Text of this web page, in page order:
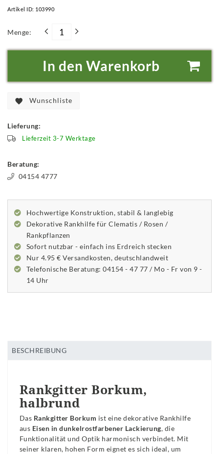
Artikel ID: 103990
Menge:
In den Warenkorb
Wunschliste
Lieferung:
Lieferzeit 3-7 Werktage
Beratung:
04154 4777
Hochwertige Konstruktion, stabil & langlebig
Dekorative Rankhilfe für Clematis / Rosen /
Rankpflanzen
Sofort nutzbar - einfach ins Erdreich stecken
Nur 4.95 € Versandkosten, deutschlandweit
Telefonische Beratung: 04154 - 47 77 / Mo - Fr von 9 -
14 Uhr
BESCHREIBUNG
Rankgitter Borkum,
halbrund
Das Rankgitter Borkum ist eine dekorative Rankhilfe
aus Eisen in dunkelrostfarbener Lackierung, die
Funktionalität und Optik harmonisch verbindet. Mit
seiner klaren, hohen Form eignet es sich ideal, um